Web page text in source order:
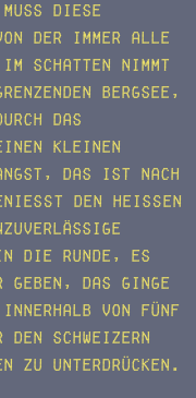
diese
der immer alle
Schatten nimmt
Bergsee,
das
kleinen
das ist nach
den heißen
die Runde, es
geben, das ginge
innerhalb von fünf
Schweizern
zu unterdrücken.